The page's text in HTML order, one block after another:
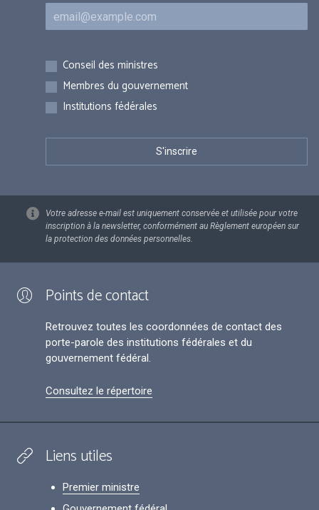
Courriel
Inscriptions
Conseil des ministres
Membres du gouvernement
Institutions fédérales
Votre adresse e-mail est uniquement conservée et utilisée pour votre
inscription à la newsletter, conformément au Règlement européen sur
la protection des données personnelles.
Points de contact
Retrouvez toutes les coordonnées de contact des
porte-parole des institutions fédérales et du
gouvernement fédéral.
Consultez le répertoire
Liens utiles
Premier ministre